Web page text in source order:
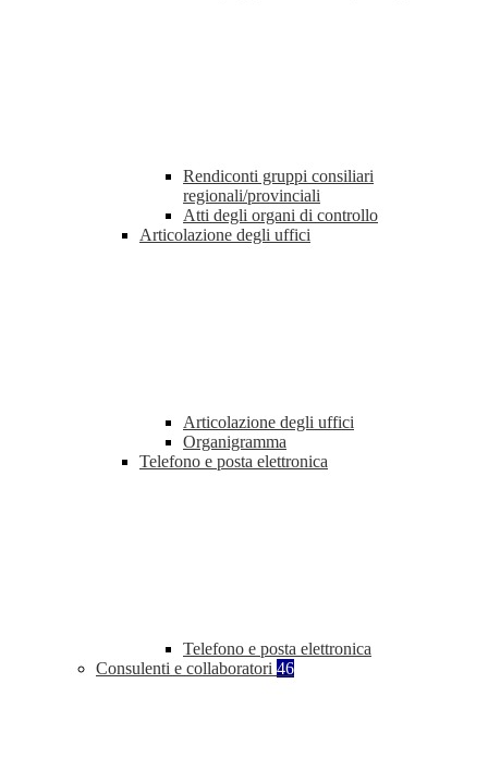
Rendiconti gruppi consiliari
regionali/provinciali
Atti degli organi di controllo
Articolazione degli uffici
Articolazione degli uffici
Organigramma
Telefono e posta elettronica
Telefono e posta elettronica
Consulenti e collaboratori 46